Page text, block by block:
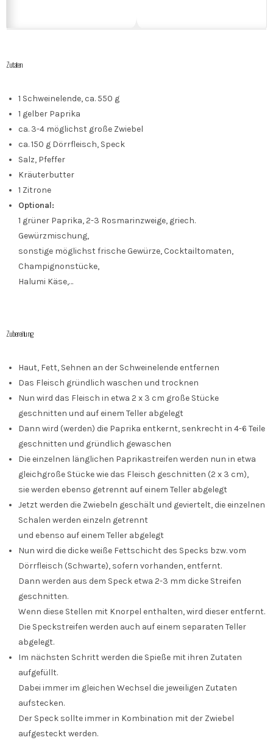
Zutaten
1 Schweinelende, ca. 550 g
1 gelber Paprika
ca. 3-4 möglichst große Zwiebel
ca. 150 g Dörrfleisch, Speck
Salz, Pfeffer
Kräuterbutter
1 Zitrone
Optional:
1 grüner Paprika, 2-3 Rosmarinzweige, griech.
Gewürzmischung,
sonstige möglichst frische Gewürze, Cocktailtomaten,
Champignonstücke,
Halumi Käse,…
Zubereitung
Haut, Fett, Sehnen an der Schweinelende entfernen
Das Fleisch gründlich waschen und trocknen
Nun wird das Fleisch in etwa 2 x 3 cm große Stücke
geschnitten und auf einem Teller abgelegt
Dann wird (werden) die Paprika entkernt, senkrecht in 4-6 Teile
geschnitten und gründlich gewaschen
Die einzelnen länglichen Paprikastreifen werden nun in etwa
gleichgroße Stücke wie das Fleisch geschnitten (2 x 3 cm),
sie werden ebenso getrennt auf einem Teller abgelegt
Jetzt werden die Zwiebeln geschält und geviertelt, die einzelnen
Schalen werden einzeln getrennt
und ebenso auf einem Teller abgelegt
Nun wird die dicke weiße Fettschicht des Specks bzw. vom
Dörrfleisch (Schwarte), sofern vorhanden, entfernt.
Dann werden aus dem Speck etwa 2-3 mm dicke Streifen
geschnitten.
Wenn diese Stellen mit Knorpel enthalten, wird dieser entfernt.
Die Speckstreifen werden auch auf einem separaten Teller
abgelegt.
Im nächsten Schritt werden die Spieße mit ihren Zutaten
aufgefüllt.
Dabei immer im gleichen Wechsel die jeweiligen Zutaten
aufstecken.
Der Speck sollte immer in Kombination mit der Zwiebel
aufgesteckt werden.